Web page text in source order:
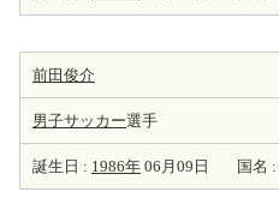
前田俊介
男子サッカー選手
誕生日 : 1986年 06月09日 国名 :